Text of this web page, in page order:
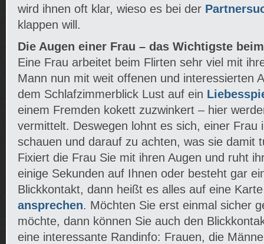
wird ihnen oft klar, wieso es bei der
klappen will.
Die Augen einer Frau – das Wichtigste
Eine Frau arbeitet beim Flirten sehr viel mit
Mann nun mit weit offenen und interessierten
dem Schlafzimmerblick Lust auf ein
einem Fremden kokett zuzwinkert – hier
vermittelt. Deswegen lohnt es sich, einer Frau
schauen und darauf zu achten, was sie damit
Fixiert die Frau Sie mit ihren Augen und ruht
einige Sekunden auf Ihnen oder besteht gar
Blickkontakt, dann heißt es alles auf eine
ansprechen. Möchten Sie erst einmal sicher
möchte, dann können Sie auch den
eine interessante Randinfo: Frauen, die